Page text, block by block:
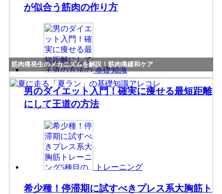
筋肉痛発生のメカニズムを解説！筋肉痛緩和ケア
が似合う筋肉の作り方
基礎知識
男のダイエット入門！確実に痩せる最短距離
にして王道の方法
トレーニング
希少種！停滞期に試すべきプレス系大胸筋ト